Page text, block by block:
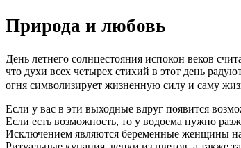
Природа и любовь
День летнего солнцестояния испокон веков
что духи всех четырех стихий в этот день
огня символизирует жизненную силу и саму
Если у вас в эти выходные вдруг появится
Если есть возможность, то у водоема нужно
Исключением являются беременные женщины